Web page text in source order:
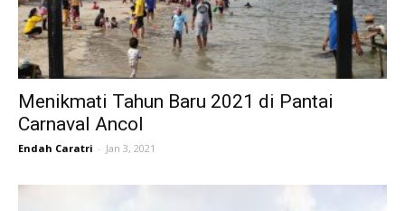
Menikmati Tahun Baru 2021 di Pantai
Carnaval Ancol
Endah Caratri - Jan 3, 2021